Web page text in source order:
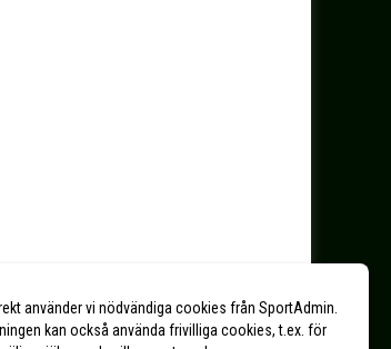
använder vi nödvändiga cookies från SportAdmin.
kan också använda frivilliga cookies, t.ex. för